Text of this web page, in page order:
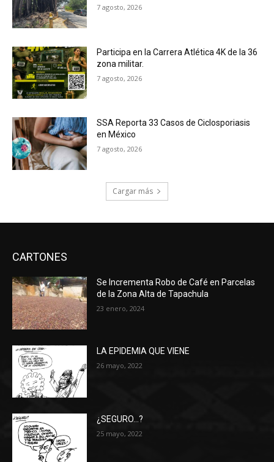
7 agosto, 2026
Participa en la Carrera Atlética 4K de la 36
zona militar.
7 agosto, 2026
SSA Reporta 33 Casos de Ciclosporiasis
en México
7 agosto, 2026
Cargar más
CARTONES
Se Incrementa Robo de Café en Parcelas
de la Zona Alta de Tapachula
23 enero, 2024
LA EPIDEMIA QUE VIENE
26 mayo, 2022
¿SEGURO…?
25 mayo, 2022